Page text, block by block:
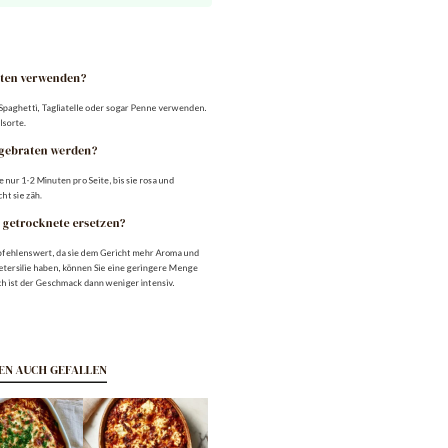
verwenden?
Tagliatelle oder sogar Penne verwenden.
werden?
nur 1-2 Minuten pro Seite, bis sie rosa und
sie zäh.
ersetzen?
da sie dem Gericht mehr Aroma und
haben, können Sie eine geringere Menge
der Geschmack dann weniger intensiv.
AUCH GEFALLEN